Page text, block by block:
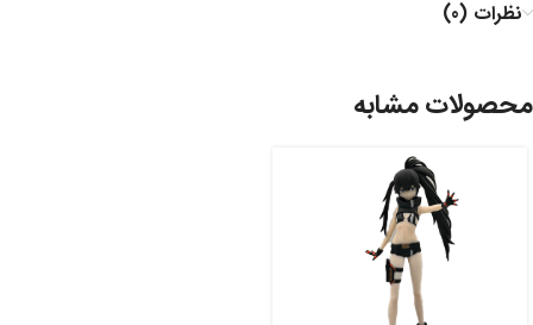
نظرات (0)
محصولات مشابه